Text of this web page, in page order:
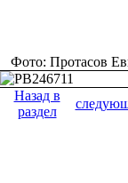
Фото: Протасов
Назад в
раздел